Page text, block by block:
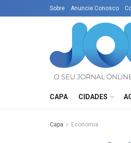
Sobre Anuncie Conosco
CAPA CIDADES
Capa Economia